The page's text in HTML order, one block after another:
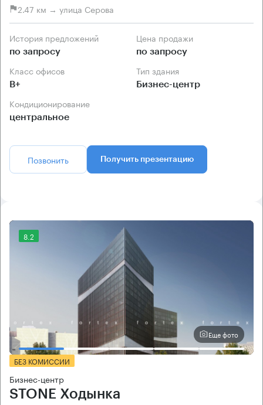
2.47 км → улица Серова
История предложений
по запросу
Цена продажи
по запросу
Класс офисов
B+
Тип здания
Бизнес-центр
Кондиционирование
центральное
Позвонить Получить презентацию
8.2
Еще фото
БЕЗ КОМИССИИ
Бизнес-центр
STONE Ходынка